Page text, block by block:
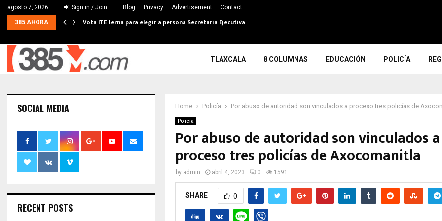
agosto 7, 2026 Sign in / Join Blog Privacy Advertisement Contact
385 AHORA Vota ITE terna para elegir a persona Secretaria Ejecutiva
TLAXCALA 8 COLUMNAS EDUCACIÓN POLICÍA
Home Policía Por abuso de autoridad son vinculados a proceso tres policías de
Policía
Por abuso de autoridad son vinculados a
proceso tres policías de Axocomanitla
by admin abril 4, 2023 0 1591
SHARE 0
SOCIAL MEDIA
RECENT POSTS